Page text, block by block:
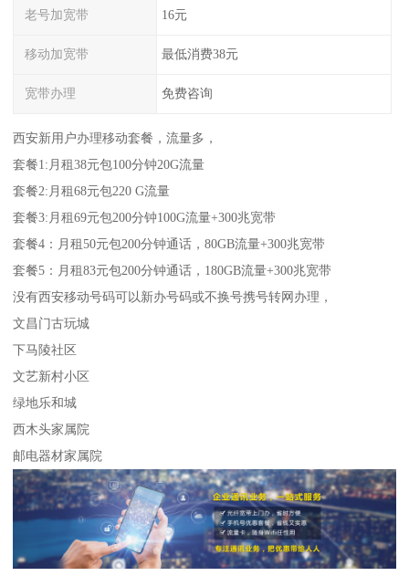
老号加宽带 16元
移动加宽带 最低消费38元
宽带办理 免费咨询
西安新用户办理移动套餐，流量多，
套餐1:月租38元包100分钟20G流量
套餐2:月租68元包220 G流量
套餐3:月租69元包200分钟100G流量+300兆宽带
套餐4：月租50元包200分钟通话，80GB流量+300兆宽带
套餐5：月租83元包200分钟通话，180GB流量+300兆宽带
没有西安移动号码可以新办号码或不换号携号转网办理，
文昌门古玩城
下马陵社区
文艺新村小区
绿地乐和城
西木头家属院
邮电器材家属院